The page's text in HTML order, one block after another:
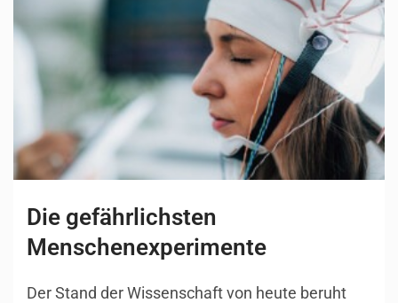
Die gefährlichsten
Menschenexperimente
Der Stand der Wissenschaft von heute beruht